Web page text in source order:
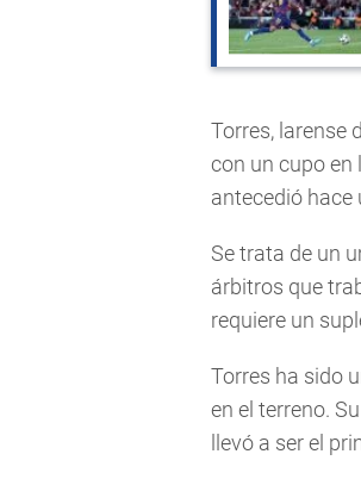
Torres, larense
con un cupo en
antecedió
Se trata de un
árbitros que
requiere un
Torres ha sido
en el terreno.
llevó a ser el